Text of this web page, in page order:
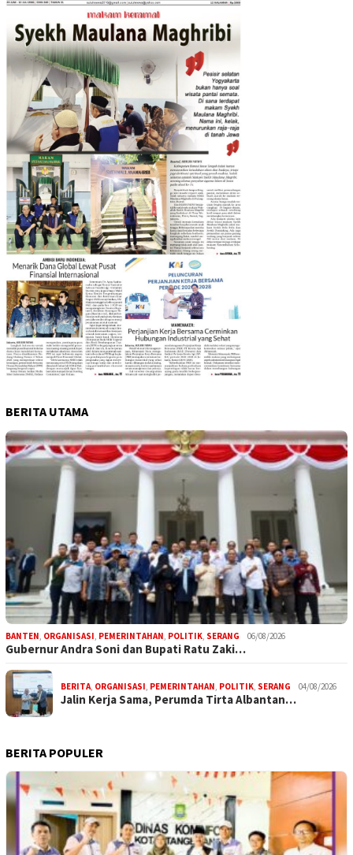
BERITA UTAMA
BANTEN, ORGANISASI, PEMERINTAHAN, POLITIK, SERANG 06/08/2026
Gubernur Andra Soni dan Bupati Ratu Zaki…
BERITA, ORGANISASI, PEMERINTAHAN, POLITIK, SERANG 04/08/2026
Jalin Kerja Sama, Perumda Tirta Albantan…
BERITA POPULER